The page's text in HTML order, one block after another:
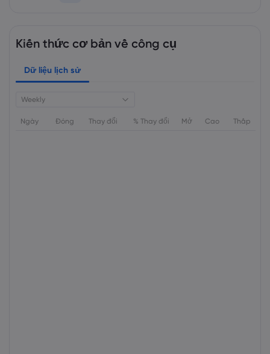
Kiến thức cơ bản về công cụ
Dữ liệu lịch sử
Weekly
Ngày Đóng Thay đổi % Thay đổi Mở Cao Thấp